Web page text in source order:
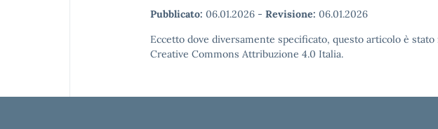
Pubblicato: 06.01.2026 - Revisione: 06.01.2026
Eccetto dove diversamente specificato, questo articolo è
Creative Commons Attribuzione 4.0 Italia.